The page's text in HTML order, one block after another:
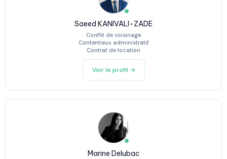
Saeed KANIVALI-ZADE
Conflit de voisinage
Contentieux administratif
Contrat de location
Voir le profil →
Marine Delubac